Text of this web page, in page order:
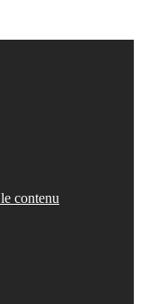
contenu